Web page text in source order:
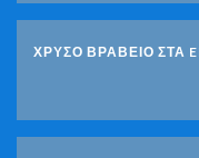
ΧΡΥΣΟ ΒΡΑΒΕΙΟ ΣΤΑ